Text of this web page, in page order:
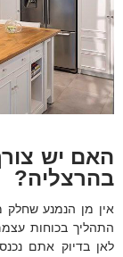
האם יש
בהרצליה?
אין מן הנמנע שחלק
התהליך בכוחות
לאן בדיוק אתם